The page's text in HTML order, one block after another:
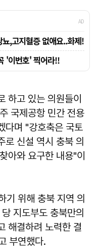
하고 있는 의원들이
국제공항 민간 전용
다며 "강호축은 국토
로 신설 역시 충북 의
아와 요구한 내용"이
기 위해 충북 지역 의
지도부도 충북만의
해결하려 노력한 결
부연했다.